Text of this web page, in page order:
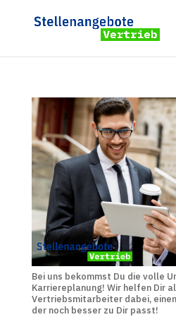
Bei uns bekommst Du die volle
Karriereplanung! Wir helfen Dir
Vertriebsmitarbeiter dabei,
der noch besser zu Dir passt!